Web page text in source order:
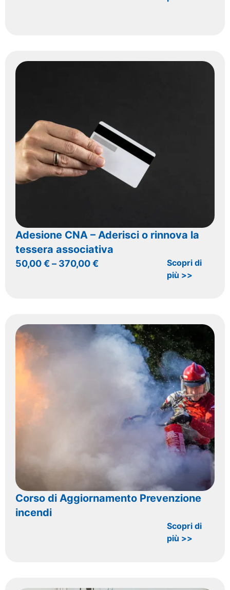
Adesione CNA – Aderisci o rinnova la
tessera associativa
50,00€– 370,00€
Scopri di
più >>
Corso di Aggiornamento Prevenzione
incendi
Scopri di
più >>